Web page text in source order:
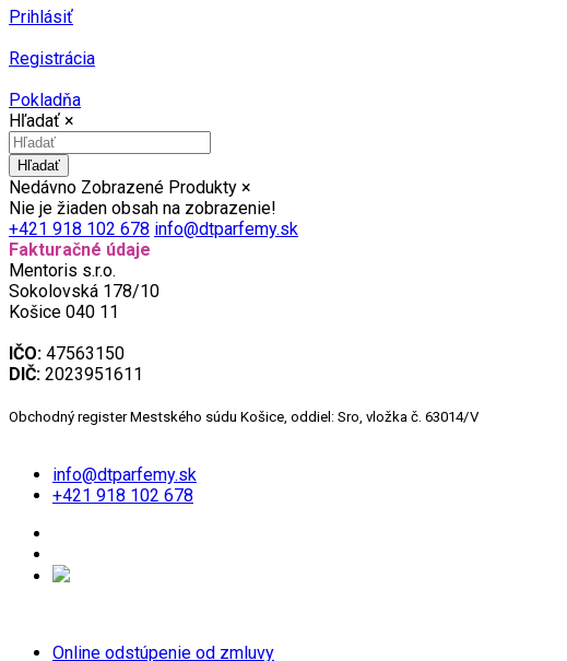
Prihlásiť
Registrácia
Pokladňa
Hľadať ×
Hľadať
Nedávno Zobrazené Produkty ×
Nie je žiaden obsah na zobrazenie!
+421 918 102 678 info@dtparfemy.sk
Fakturačné údaje
Mentoris s.r.o.
Sokolovská 178/10
Košice 040 11
IČO: 47563150
DIČ: 2023951611
Obchodný register Mestského súdu Košice, oddiel: Sro, vložka č. 63014/V
info@dtparfemy.sk
+421 918 102 678
Online odstúpenie od zmluvy